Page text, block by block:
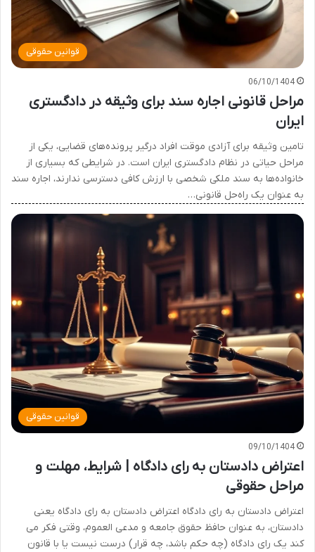
قوانین حقوقی
06/10/1404
مراحل قانونی اجاره سند برای وثیقه در دادگستری
ایران
تامین وثیقه برای آزادی موقت افراد درگیر پرونده‌های قضایی، یکی از
مراحل حیاتی در نظام دادگستری ایران است. در شرایطی که بسیاری از
خانواده‌ها به سند ملکی شخصی با ارزش کافی دسترسی ندارند، اجاره سند
به عنوان یک راه‌حل قانونی…
قوانین حقوقی
09/10/1404
اعتراض دادستان به رای دادگاه | شرایط، مهلت و
مراحل حقوقی
اعتراض دادستان به رای دادگاه اعتراض دادستان به رای دادگاه یعنی
دادستان، به عنوان حافظ حقوق جامعه و مدعی العموم، وقتی فکر می
کند یک رای دادگاه (چه حکم باشد، چه قرار) درست نیست یا با قانون